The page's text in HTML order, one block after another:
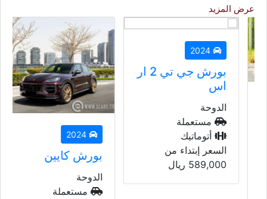
عرض المزيد
بورش جي تي 2 ار
اس
الدوحة
مستعملة
أتوماتيك
السعر إبتداء من
589,000 ريال
بورش كايين
الدوحة
مستعملة